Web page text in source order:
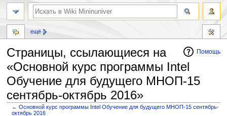
Помощь
Страницы, ссылающиеся на
«Основной курс программы Intel
Обучение для будущего МНОП-15
сентябрь-октябрь 2016»
←Основной курс программы Intel Обучение для будущего МНОП-15 сентябрь-
октябрь 2016
ещё